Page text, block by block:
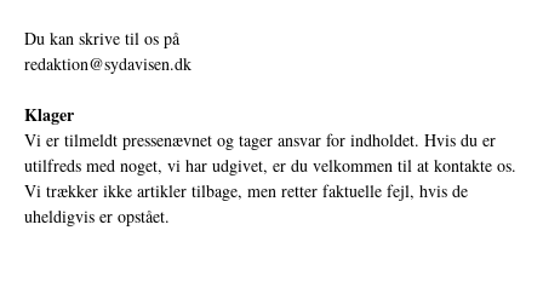
Du kan skrive til os på
redaktion@sydavisen.dk
Klager
Vi er tilmeldt pressenævnet og tager ansvar for indholdet. Hvis du er
utilfreds med noget, vi har udgivet, er du velkommen til at kontakte os.
Vi trækker ikke artikler tilbage, men retter faktuelle fejl, hvis de
uheldigvis er opstået.